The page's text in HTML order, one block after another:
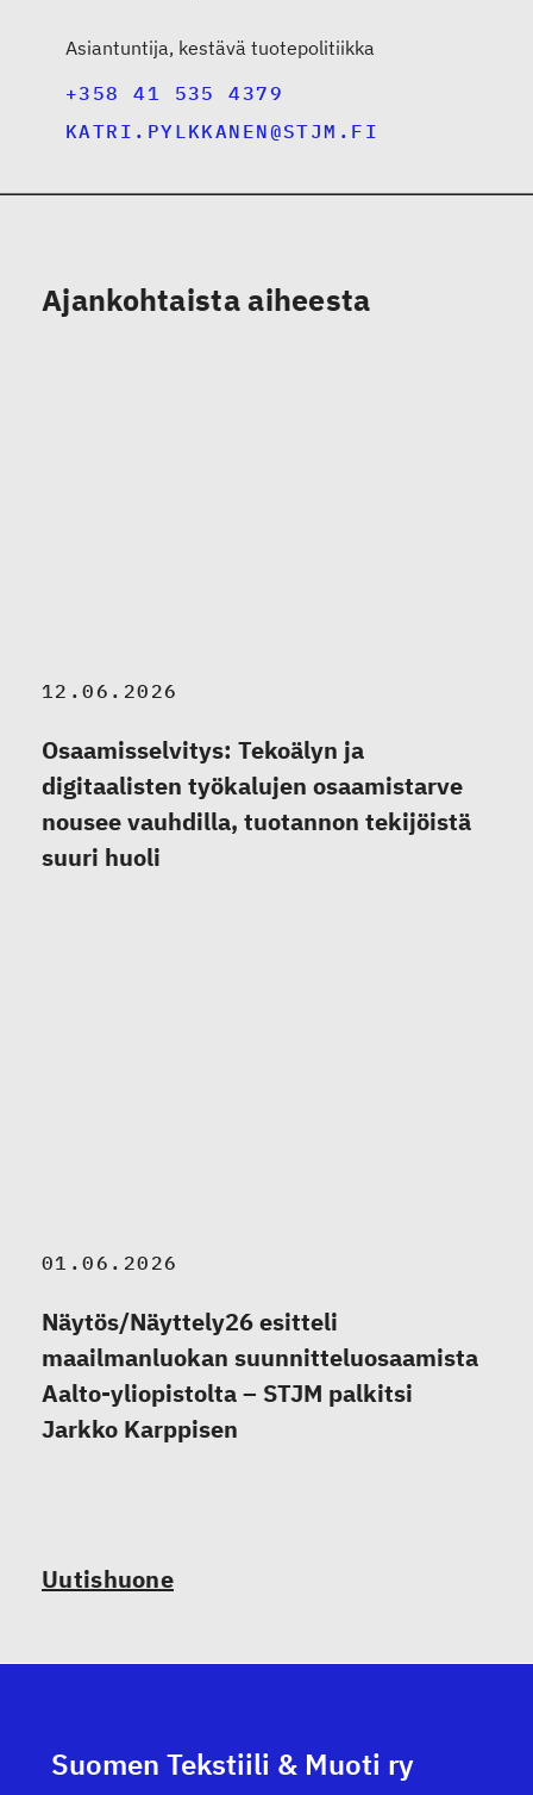
Asiantuntija, kestävä tuotepolitiikka
+358 41 535 4379
KATRI.PYLKKANEN@STJM.FI
Ajankohtaista aiheesta
12.06.2026
Osaamisselvitys: Tekoälyn ja
digitaalisten työkalujen osaamistarve
nousee vauhdilla, tuotannon tekijöistä
suuri huoli
01.06.2026
Näytös/Näyttely26 esitteli
maailmanluokan suunnitteluosaamista
Aalto-yliopistolta – STJM palkitsi
Jarkko Karppisen
Uutishuone
Suomen Tekstiili & Muoti ry